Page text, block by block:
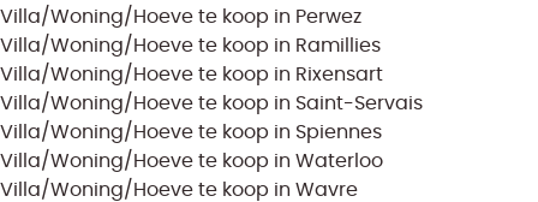
Villa/Woning/Hoeve te koop in Perwez
Villa/Woning/Hoeve te koop in Ramillies
Villa/Woning/Hoeve te koop in Rixensart
Villa/Woning/Hoeve te koop in Saint-Servais
Villa/Woning/Hoeve te koop in Spiennes
Villa/Woning/Hoeve te koop in Waterloo
Villa/Woning/Hoeve te koop in Wavre